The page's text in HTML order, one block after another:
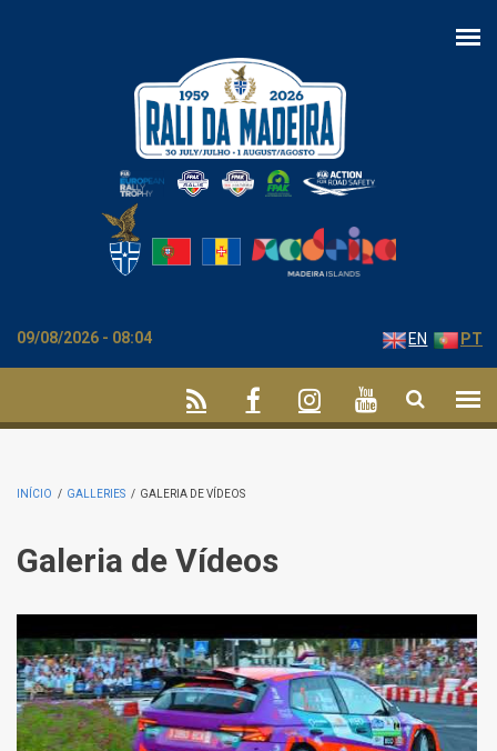
09/08/2026 - 08:04 EN PT
INÍCIO / GALLERIES / GALERIA DE VÍDEOS
Galeria de Vídeos